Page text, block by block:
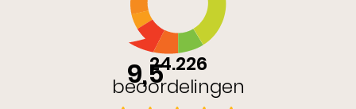
9,524.226
beoordelingen